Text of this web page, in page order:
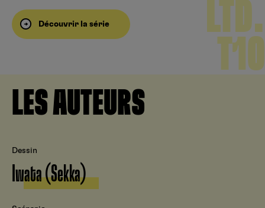
Découvrir la série
LTD.
T10
LES AUTEURS
Dessin
Iwata (Sekka)